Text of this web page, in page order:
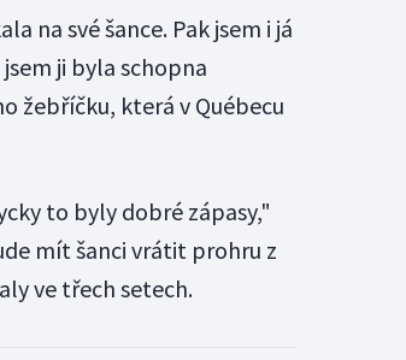
na své šance. Pak jsem i já
ji byla schopna
žebříčku, která v Québecu
to byly dobré zápasy,"
mít šanci vrátit prohru z
ve třech setech.